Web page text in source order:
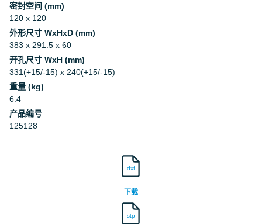
密封空间 (mm)
120 x 120
外形尺寸 WxHxD (mm)
383 x 291.5 x 60
开孔尺寸 WxH (mm)
331(+15/-15) x 240(+15/-15)
重量 (kg)
6.4
产品编号
125128
dxf
下载
stp